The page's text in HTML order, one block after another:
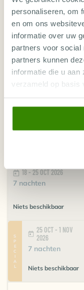
personaliseren, om
en om ons
informatie over uw
partners voor social
partners kunnen
informatie die u aan
verzameld op basis
Niets beschikbaar
SPECIAL
30 SEP - 11 OCT
11 nachten
15 van 30 plekken
18 - 25 OCT 2026
7 nachten
Niets beschikbaar
SPECIAL
25 OCT - 1 NOV
2026
7 nachten
Niets beschikbaar